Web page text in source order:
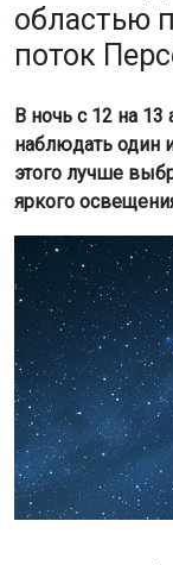
Условия для
с новолунием.
метеоры.
При ясной
будет увидеть
Персеиды